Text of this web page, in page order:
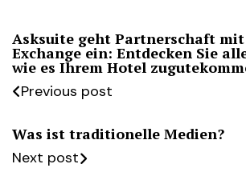
Asksuite geht Partnerschaft
Exchange ein: Entdecken Sie
wie es Ihrem Hotel
Previous post
Was ist traditionelle Medien?
Next post